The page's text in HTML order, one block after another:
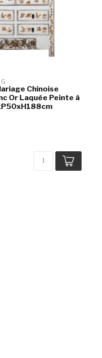
Chinoise
Or Laquée Peinte à